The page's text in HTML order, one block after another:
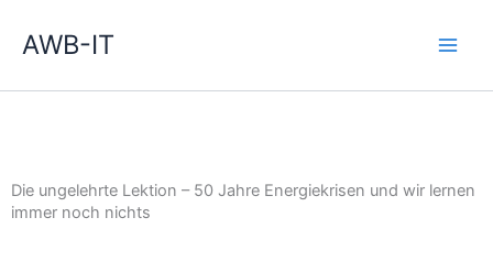
InhaltAWB-IT
Die ungelehrte Lektion – 50 Jahre Energiekrisen und wir lernen
immer noch nichts